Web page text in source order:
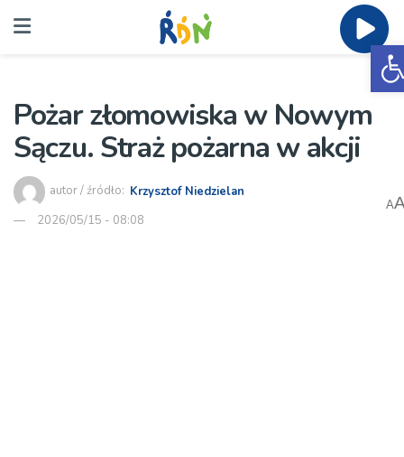
Pożar złomowiska w Nowym
Sączu. Straż pożarna w akcji
autor / źródło: Krzysztof Niedzielan
2026/05/15 - 08:08
A